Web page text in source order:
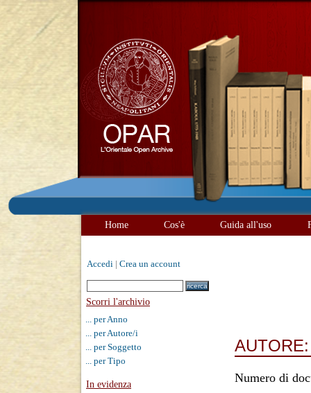
Home Cos'è Guida all'uso
Accedi Crea un account
Scorri l'archivio
... per Anno
... per Autore/i
... per Soggetto
... per Tipo
In evidenza
Numero di